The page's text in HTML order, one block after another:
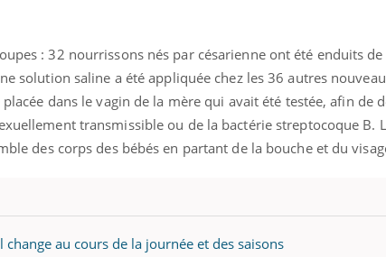
: 32 nourrissons nés par césarienne ont été enduits
solution saline a été appliquée chez les 36 autres
dans le vagin de la mère qui avait été testée, afin de
transmissible ou de la bactérie streptocoque B.
des corps des bébés en partant de la bouche et du
au cours de la journée et des saisons